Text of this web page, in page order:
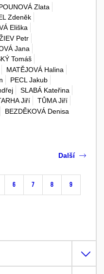
Zlata
Zdeněk
Eliška
Petr
Jana
Tomáš
MATĚJOVÁ Halina
PECL Jakub
SLABÁ Kateřina
Jiří
TŮMA Jiří
BEZDĚKOVÁ Denisa
6 7 8 9
Další